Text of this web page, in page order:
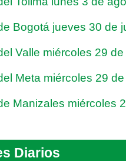
Bogotá jueves 30 de
Valle miércoles 29
Meta miércoles 29
Manizales miércoles
Diarios